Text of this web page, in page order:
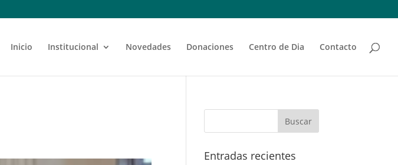
Inicio Institucional Novedades Donaciones Centro de Dia Contacto
Entradas recientes